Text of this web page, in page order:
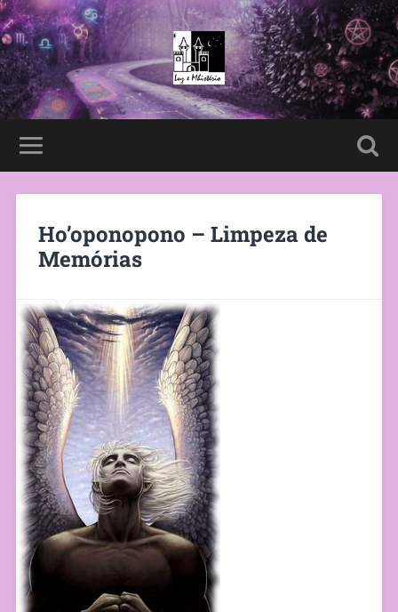
Ho’oponopono – Limpeza de
Memórias